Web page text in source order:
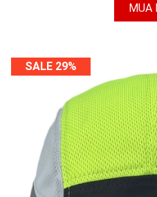
MUA
SALE 29%